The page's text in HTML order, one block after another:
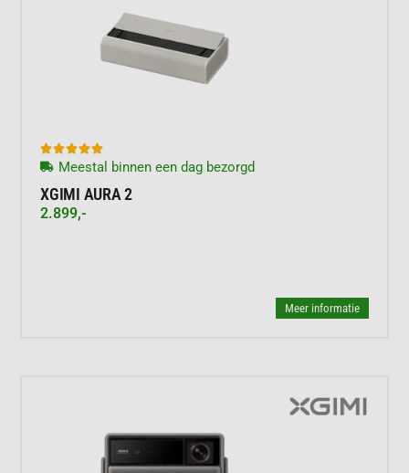

Meestal binnen een dag bezorgd
XGIMI AURA 2
2.899,-
Meer informatie